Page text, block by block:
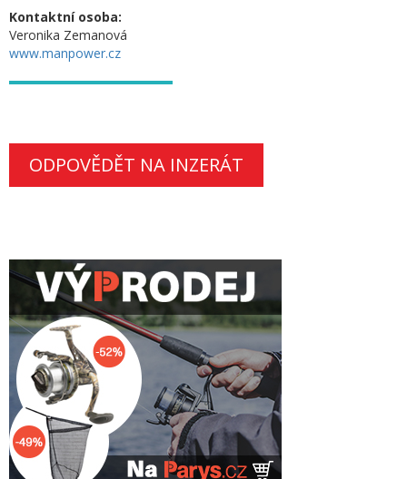
Kontaktní osoba:
Veronika Zemanová
www.manpower.cz
ODPOVĚDĚT NA INZERÁT